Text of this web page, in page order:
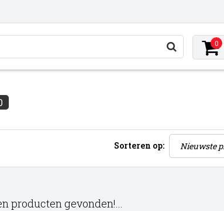
0
Sorteren op:
producten gevonden!...